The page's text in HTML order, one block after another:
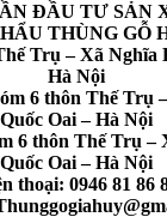
ĐẦU TƯ SẢN
THÙNG GỖ
Trụ – Xã Nghĩa
Hà Nội
6 thôn Thế Trụ
Quốc Oai – Hà Nội
6 thôn Thế Trụ –
Quốc Oai – Hà Nội
thoại: 0946 81 86